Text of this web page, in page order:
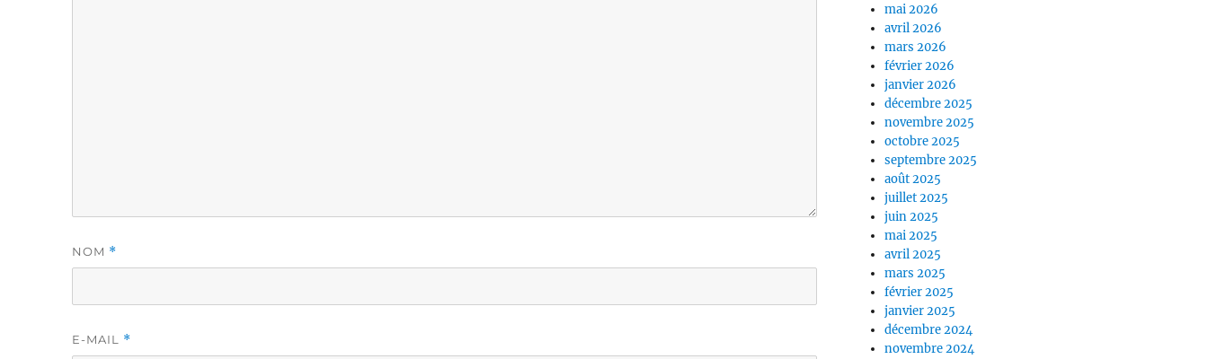
NOM *
E-MAIL *
mai 2026
avril 2026
mars 2026
février 2026
janvier 2026
décembre 2025
novembre 2025
octobre 2025
septembre 2025
août 2025
juillet 2025
juin 2025
mai 2025
avril 2025
mars 2025
février 2025
janvier 2025
décembre 2024
novembre 2024